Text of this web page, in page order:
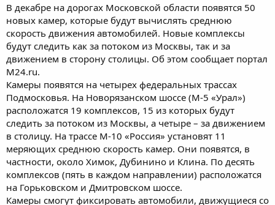
В декабре на дорогах Московской области появятся 50
новых камер, которые будут вычислять среднюю
скорость движения автомобилей. Новые комплексы
будут следить как за потоком из Москвы, так и за
движением в сторону столицы. Об этом сообщает портал
М24.ru.
Камеры появятся на четырех федеральных трассах
Подмосковья. На Новорязанском шоссе (М-5 «Урал»)
расположатся 19 комплексов, 15 из которых будут
следить за потоком из Москвы, а четыре – за движением
в столицу. На трассе М-10 «Россия» установят 11
меряющих среднюю скорость камер. Они появятся, в
частности, около Химок, Дубинино и Клина. По десять
комплексов (пять в каждом направлении) расположатся
на Горьковском и Дмитровском шоссе.
Камеры смогут фиксировать автомобили, движущиеся со